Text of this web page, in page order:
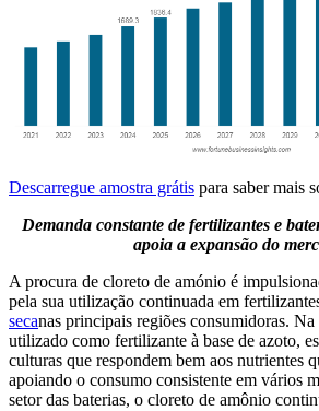
Descarregue amostra grátis para saber mais
Demanda constante de fertilizantes e
apoia a expansão do
A procura de cloreto de amónio é
pela sua utilização continuada em
secanas principais regiões consumidoras.
utilizado como fertilizante à base de azoto,
culturas que respondem bem aos nutrientes
apoiando o consumo consistente em vários
setor das baterias, o cloreto de amônio